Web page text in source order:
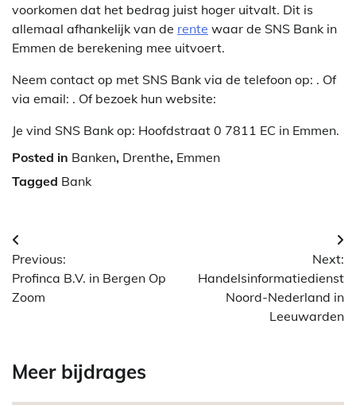
voorkomen dat het bedrag juist hoger uitvalt. Dit is
allemaal afhankelijk van de rente waar de SNS Bank in
Emmen de berekening mee uitvoert.
Neem contact op met SNS Bank via de telefoon op: . Of
via email: . Of bezoek hun website:
Je vind SNS Bank op: Hoofdstraat 0 7811 EC in Emmen.
Posted in Banken, Drenthe, Emmen
Tagged Bank
Berichtnavigatie
Previous:
Profinca B.V. in Bergen Op
Zoom
Next:
Handelsinformatiedienst
Noord-Nederland in
Leeuwarden
Meer bijdrages